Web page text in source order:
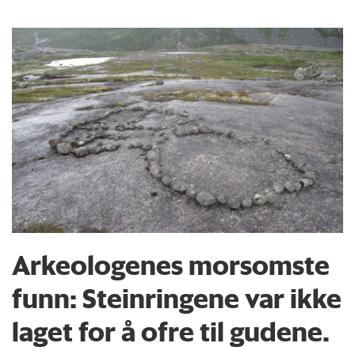
Arkeologenes morsomste
funn: Steinringene var ikke
laget for å ofre til gudene.